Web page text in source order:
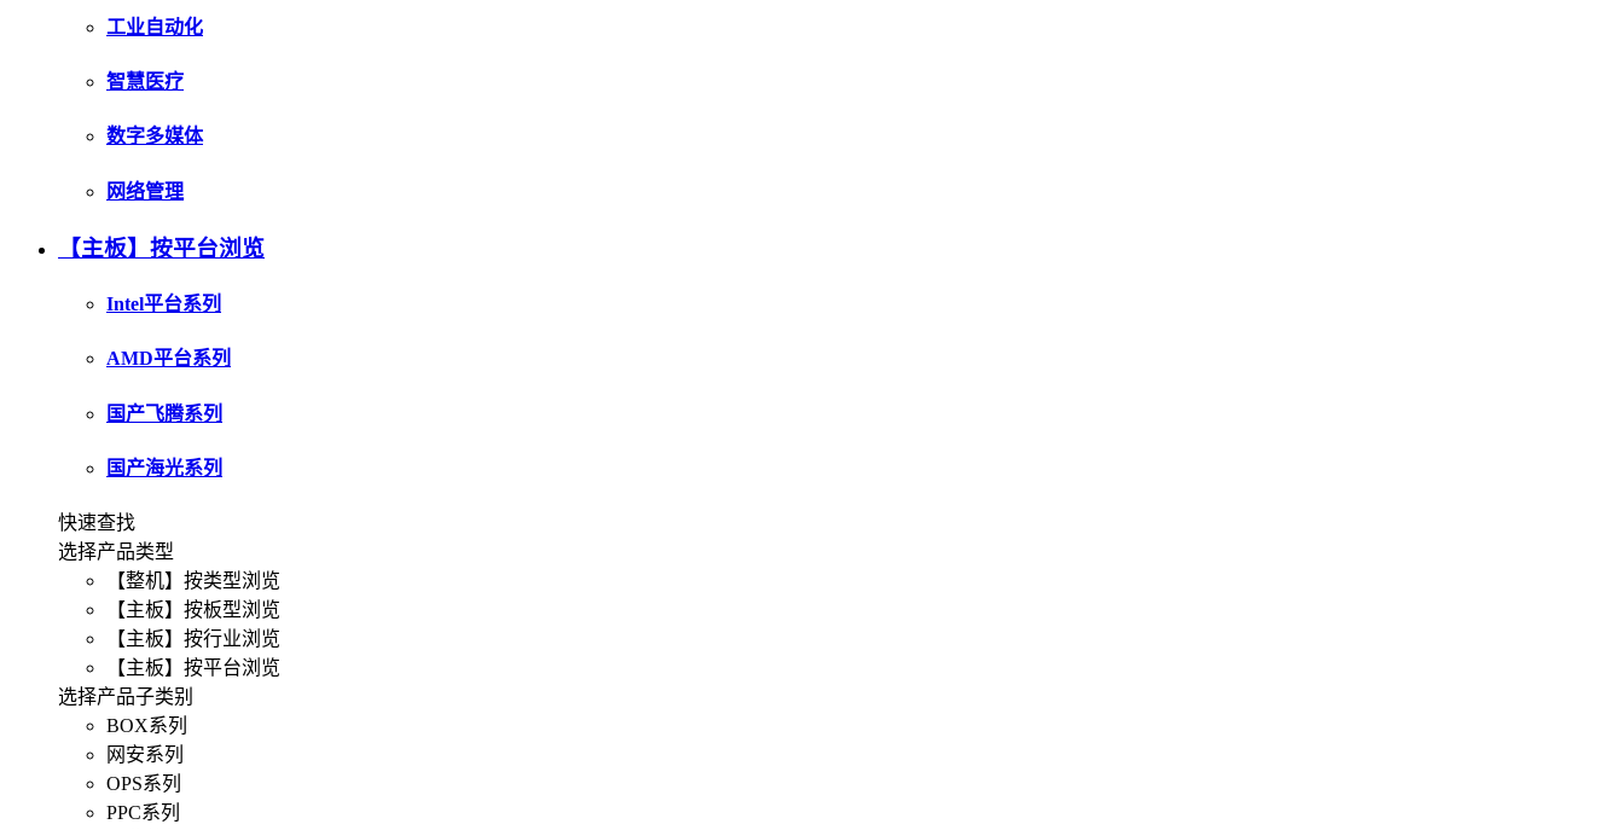
工业自动化
智慧医疗
数字多媒体
网络管理
【主板】按平台浏览
Intel平台系列
AMD平台系列
国产飞腾系列
国产海光系列
快速查找
选择产品类型
【整机】按类型浏览
【主板】按板型浏览
【主板】按行业浏览
【主板】按平台浏览
选择产品子类别
BOX系列
网安系列
OPS系列
PPC系列